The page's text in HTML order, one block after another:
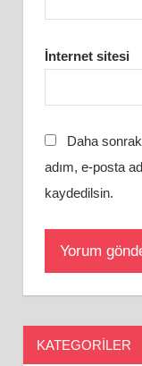
İnternet sitesi
Daha
adım, e-posta
kaydedilsin.
KATEGORILER